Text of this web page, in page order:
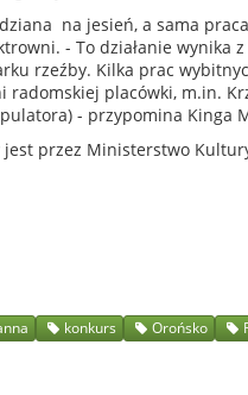
na jesień, a sama
- To działanie wynika
rzeźby. Kilka prac
radomskiej placówki, m.in.
- przypomina Kinga
przez Ministerstwo
konkurs Orońsko